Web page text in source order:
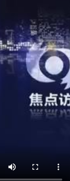
法、
保
證
支
出……
各
地